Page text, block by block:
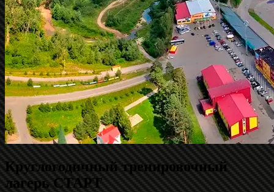
Круглогодичный тренировочный
лагерь СТАРТ